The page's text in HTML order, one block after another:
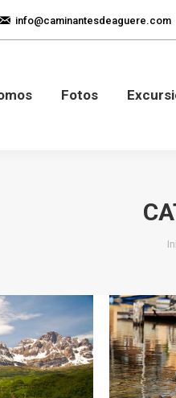
info@caminantesdeaguere.com
Fotos